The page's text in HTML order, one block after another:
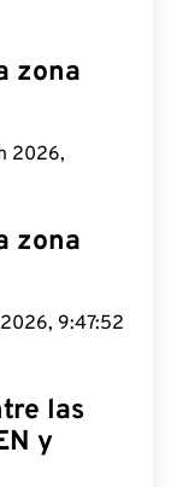
zona
2026,
zona
9:47:52
las
y